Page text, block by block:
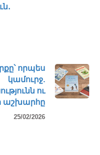
որպես
կամուրջ.
ու
աշխարհը
25/02/2026